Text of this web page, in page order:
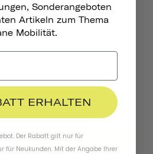
In Kontakt
ABONNIEREN
Sonderangeboten
Artikeln zum Thema
Mobilität.
ERHALTEN
Der Rabatt gilt nur für
für Neukunden. Mit der Angabe Ihrer